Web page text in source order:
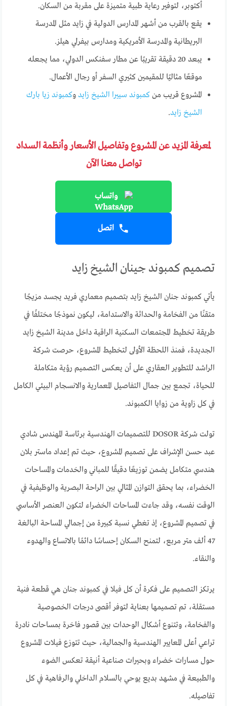
أكتوبر، لتوفير رعاية طبية متميزة على مقربة من السكان.
يقع بالقرب من أشهر المدارس الدولية في زايد مثل المدرسة
البريطانية والمدرسة الأمريكية ومدارس بيفرلي هيلز.
يبعد 20 دقيقة تقريبًا عن مطار سفنكس الدولي، مما يجعله
موقعًا مثاليًا للمقيمين كثيري السفر أو رجال الأعمال.
المشروع قريب منكمبوند سييرا الشيخ زايد وكمبوند زيا بارك
الشيخ زايد.
لمعرفة المزيد عن المشروع وتفاصيل الأسعار وأنظمة السداد
تواصل معنا الآن
واتساب
اتصل
تصميم كمبوند جينان الشيخ زايد
يأتي كمبوند جنان الشيخ زايد بتصميم معماري فريد يجسد مزيجًا
متقنًا من الفخامة والحداثة والاستدامة، ليكون نموذجًا مختلفًا في
طريقة تخطيط المجتمعات السكنية الراقية داخل مدينة الشيخ زايد
الجديدة، فمنذ اللحظة الأولى لتخطيط المشروع، حرصت شركة
الراشد للتطوير العقاري على أن يعكس التصميم رؤية متكاملة
للحياة، تجمع بين جمال التفاصيل المعمارية والانسجام البيئي الكامل
في كل زاوية من زوايا الكمبوند.
تولت شركة DOSOR للتصميمات الهندسية برئاسة المهندس شادي
عبد حسن الإشراف على تصميم المشروع، حيث تم إعداد ماستر بلان
هندسي متكامل يضمن توزيعًا دقيقًا للمباني والخدمات والمساحات
الخضراء، بما يحقق التوازن المثالي بين الراحة البصرية والوظيفية في
الوقت نفسه، وقد جاءت المساحات الخضراء لتكون العنصر الأساسي
في تصميم المشروع، إذ تغطي نسبة كبيرة من إجمالي المساحة البالغة
47 ألف متر مربع، لتمنح السكان إحساسًا دائمًا بالاتساع والهدوء
والنقاء.
يرتكز التصميم على فكرة أن كل فيلا في كمبوند جنان هي قطعة فنية
مستقلة، تم تصميمها بعناية لتوفر أقصى درجات الخصوصية
والفخامة، وتتنوع أشكال الوحدات بين قصور فاخرة بمساحات نادرة
تراعي أعلى المعايير الهندسية والجمالية، حيث تتوزع فيلات المشروع
حول مسارات خضراء وبحيرات صناعية أنيقة تعكس الضوء
والطبيعة في مشهد بديع يوحي بالسلام الداخلي والرفاهية في كل
تفاصيله.